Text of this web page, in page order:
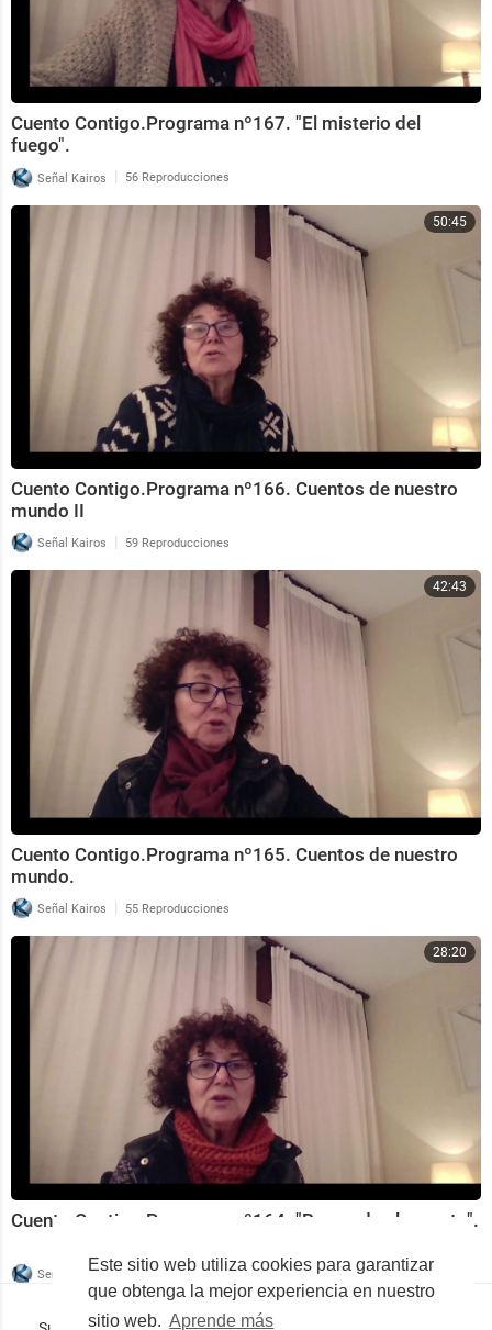
Este sitio web utiliza cookies para garantizar
que obtenga la mejor experiencia en nuestro
sitio web. Aprende más
Cuento Contigo.Programa nº167. "El misterio del
fuego".
Señal Kairos | 56 Reproducciones
50:45
Cuento Contigo.Programa nº166. Cuentos de nuestro
mundo II
Señal Kairos | 59 Reproducciones
42:43
Cuento Contigo.Programa nº165. Cuentos de nuestro
mundo.
Señal Kairos | 55 Reproducciones
28:20
Cuento Contigo.Programa nº164. "Recuerda el secreto".
Señal Kairos | 71 Reproducciones